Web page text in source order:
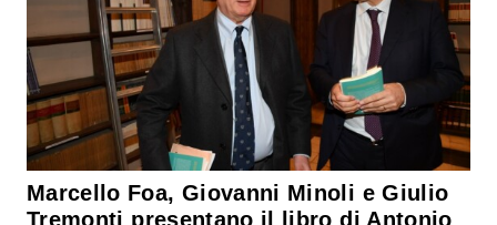
Marcello Foa, Giovanni Minoli e Giulio
Tremonti presentano il libro di Antonio